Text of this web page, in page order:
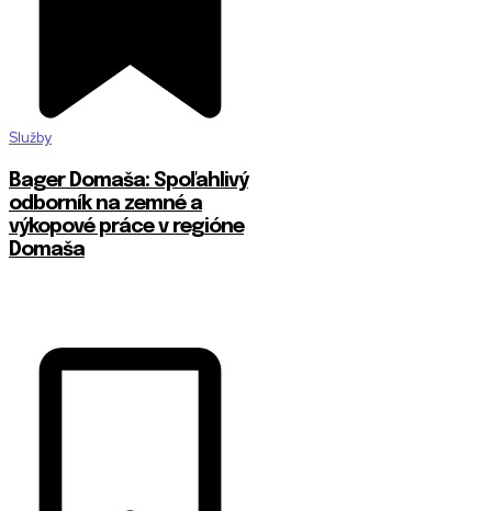
Služby
Bager Domaša: Spoľahlivý
odborník na zemné a
výkopové práce v regióne
Domaša